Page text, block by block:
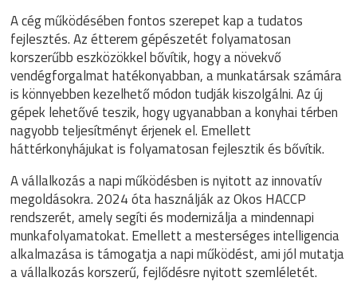
A cég működésében fontos szerepet kap a tudatos
fejlesztés. Az étterem gépészetét folyamatosan
korszerűbb eszközökkel bővítik, hogy a növekvő
vendégforgalmat hatékonyabban, a munkatársak számára
is könnyebben kezelhető módon tudják kiszolgálni. Az új
gépek lehetővé teszik, hogy ugyanabban a konyhai térben
nagyobb teljesítményt érjenek el. Emellett
háttérkonyhájukat is folyamatosan fejlesztik és bővítik.
A vállalkozás a napi működésben is nyitott az innovatív
megoldásokra. 2024 óta használják az Okos HACCP
rendszerét, amely segíti és modernizálja a mindennapi
munkafolyamatokat. Emellett a mesterséges intelligencia
alkalmazása is támogatja a napi működést, ami jól mutatja
a vállalkozás korszerű, fejlődésre nyitott szemléletét.